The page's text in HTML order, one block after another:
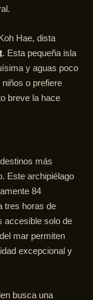
Hae, dista
. Esta pequeña isla
y aguas poco
o prefiere
breve la hace
más
Este archipiélago
84
tres horas de
accesible solo de
mar permiten
excepcional y
busca una